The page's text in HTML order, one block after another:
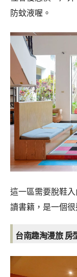
防蚊液喔。
這一區需要脫鞋
讀書籍，是一個
台南趣淘漫旅 房